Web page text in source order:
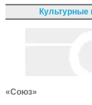
Культурные
«Союз»